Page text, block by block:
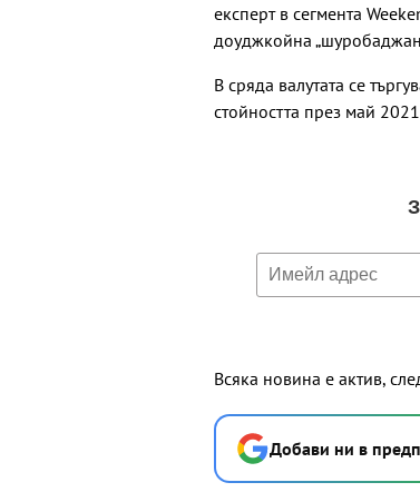
експерт в сегмента
доуджкойна
В сряда валутата се
стойността през май 2021
Всяка новина е актив,
Добави ни в